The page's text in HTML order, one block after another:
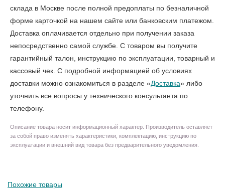
склада в Москве после полной предоплаты по безналичной
форме карточкой на нашем сайте или банковским платежом.
Доставка оплачивается отдельно при получении заказа
непосредственно самой службе. С товаром вы получите
гарантийный талон, инструкцию по эксплуатации, товарный и
кассовый чек. С подробной информацией об условиях
доставки можно ознакомиться в разделе «Доставка» либо
уточнить все вопросы у технического консультанта по
телефону.
Описание товара носит информационный характер. Производитель оставляет
за собой право изменять характеристики, комплектацию, инструкцию по
эксплуатации и внешний вид товара без предварительного уведомления.
Похожие товары